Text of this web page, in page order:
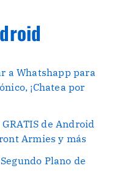
a Whatshapp para
¡Chatea por
de Android
Armies y más
Plano de